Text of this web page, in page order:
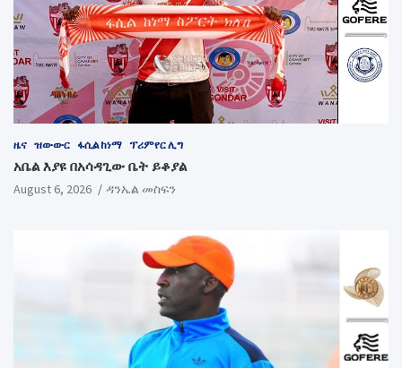
ዜና ዝውውር ፋሲል ከነማ ፕሪምየር ሊግ
አቤል እያዩ በአሳዳጊው ቤት ይቆያል
August 6, 2026 ዳንኤል መስፍን